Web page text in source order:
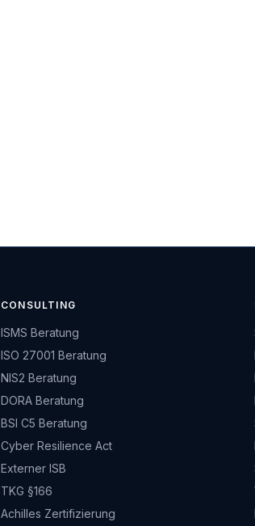
CONSULTING
ISMS Beratung
ISO 27001 Beratung
NIS2 Beratung
DORA Beratung
BSI C5 Beratung
Cyber Resilience Act
Externer ISB
TKG §166
Achilles Zertifizierung